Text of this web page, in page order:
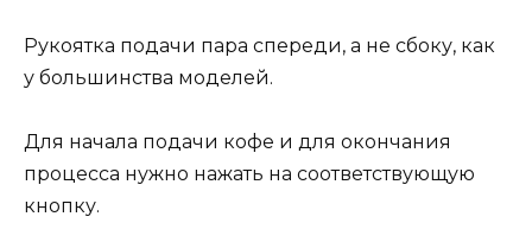
Рукоятка подачи пара спереди, а не сбоку, как
у большинства моделей.
Для начала подачи кофе и для окончания
процесса нужно нажать на соответствующую
кнопку.